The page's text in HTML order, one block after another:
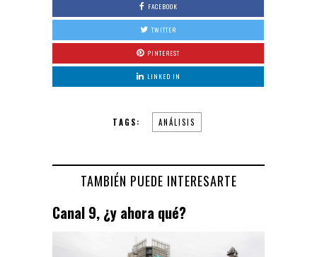
FACEBOOK
TWITTER
PINTEREST
LINKED IN
TAGS: ANÁLISIS
TAMBIÉN PUEDE INTERESARTE
Canal 9, ¿y ahora qué?